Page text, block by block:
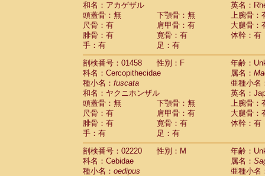
CebidaeCebus nigrivittatus
Cebidae Cebusspp.(0)
Cebidae Saimiri boliviensis
Cebidae Saimiri sciureus
Atelidae Alouatta caraya
AtelidaeAlouatta fusca
AtelidaeAlouatta seniculus
AtelidaeAlouatta
Atelidae Ateles belzebuth
Atelidae Ateles geoffroyi
Atelidae Ateles paniscus
Atelidae Atelesspp.
Atelidae Lagothrix lagothricha
AtelidaeLagothrix lagothricha cana(0)
Pitheciidae
Cacajao calvus
Pitheciidae
Callicebus cupreus(0)
Pitheciidae Callicebus donacophilus
和名：アカゲザル
英名：
頭蓋骨：無
下顎骨：無
上腕骨：
尺骨：有
肩甲骨：有
大腿骨：
腓骨：有
寛骨：有
体幹：有
手：有
足：有
剖検番号：01458
性別：F
年齢：
科名：Cercopithecidae
属名：
種小名： fuscata
亜種小名
和名：ヤクニホンザル
英名：
頭蓋骨：無
下顎骨：無
上腕骨：
尺骨：有
肩甲骨：有
大腿骨：
腓骨：有
寛骨：有
体幹：有
手：有
足：有
剖検番号：02220
性別：M
年齢：
科名：Cebidae
属名：
種小名： oedipus
亜種小名